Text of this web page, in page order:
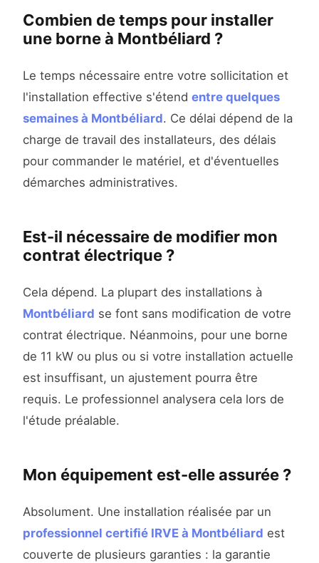
Combien de temps pour installer
une borne à Montbéliard ?
Le temps nécessaire entre votre sollicitation et
l'installation effective s'étend entre quelques
semaines à Montbéliard. Ce délai dépend de la
charge de travail des installateurs, des délais
pour commander le matériel, et d'éventuelles
démarches administratives.
Est-il nécessaire de modifier mon
contrat électrique ?
Cela dépend. La plupart des installations à
Montbéliard se font sans modification de votre
contrat électrique. Néanmoins, pour une borne
de 11 kW ou plus ou si votre installation actuelle
est insuffisant, un ajustement pourra être
requis. Le professionnel analysera cela lors de
l'étude préalable.
Mon équipement est-elle assurée ?
Absolument. Une installation réalisée par un
professionnel certifié IRVE à Montbéliard est
couverte de plusieurs garanties : la garantie